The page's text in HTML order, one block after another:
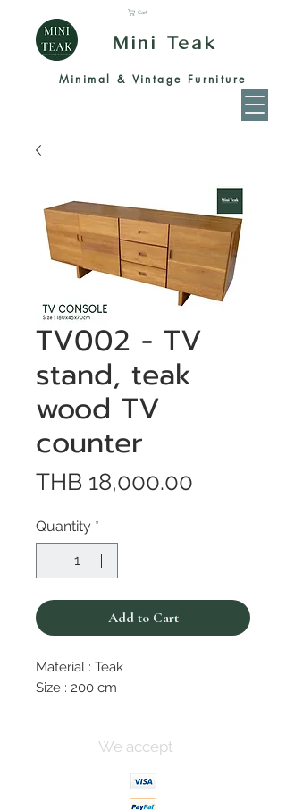
Mini Teak
Minimal & Vintage Furniture
Cart
TV002 - TV
stand, teak
wood TV
counter
THB 18,000.00
Quantity *
Add to Cart
Material : Teak
Size : 200 cm
We accept